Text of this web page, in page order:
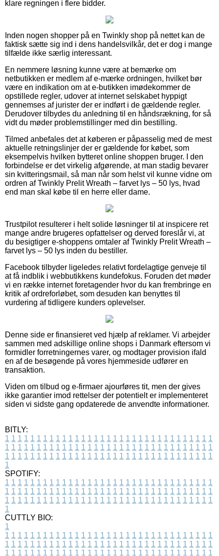
klare regningen i flere bidder.
Inden nogen shopper på en Twinkly shop på nettet kan de
faktisk sætte sig ind i dens handelsvilkår, det er dog i mange
tilfælde ikke særlig interessant.
En nemmere løsning kunne være at bemærke om
netbutikken er medlem af e-mærke ordningen, hvilket bør
være en indikation om at e-butikken imødekommer de
opstillede regler, udover at internet selskabet hyppigt
gennemses af jurister der er indført i de gældende regler.
Derudover tilbydes du anledning til en håndsrækning, for så
vidt du møder problemstillinger med din bestilling.
Tilmed anbefales det at køberen er påpasselig med de mest
aktuelle retningslinjer der er gældende for købet, som
eksempelvis hvilken bytteret online shoppen bruger. I den
forbindelse er det virkelig afgørende, at man stadig bevarer
sin kvitteringsmail, så man når som helst vil kunne vidne om
ordren af Twinkly Prelit Wreath – farvet lys – 50 lys, hvad
end man skal købe til en herre eller dame.
Trustpilot resulterer i helt solide løsninger til at inspicere ret
mange andre brugeres opfattelser og derved foreslår vi, at
du besigtiger e-shoppens omtaler af Twinkly Prelit Wreath –
farvet lys – 50 lys inden du bestiller.
Facebook tilbyder ligeledes relativt fordelagtige genveje til
at få indblik i webbutikkens kundefokus. Foruden det møder
vi en række internet foretagender hvor du kan frembringe en
kritik af ordreforløbet, som desuden kan benyttes til
vurdering af tidligere kunders oplevelser.
Denne side er finansieret ved hjælp af reklamer. Vi arbejder
sammen med adskillige online shops i Danmark eftersom vi
formidler forretningernes varer, og modtager provision ifald
en af de besøgende på vores hjemmeside udfører en
transaktion.
Viden om tilbud og e-firmaer ajourføres tit, men der gives
ikke garantier imod rettelser der potentielt er implementeret
siden vi sidste gang opdaterede de anvendte informationer.
BITLY:
1 1 1 1 1 1 1 1 1 1 1 1 1 1 1 1 1 1 1 1 1 1 1 1 1 1 1 1 1 1 1 1 1
1 1 1 1 1 1 1 1 1 1 1 1 1 1 1 1 1 1 1 1 1 1 1 1 1 1 1 1 1 1 1 1 1
1 1 1 1 1 1 1 1 1 1 1 1 1 1 1 1 1 1 1 1 1 1 1 1 1 1 1 1 1 1 1 1 1
1
SPOTIFY:
1 1 1 1 1 1 1 1 1 1 1 1 1 1 1 1 1 1 1 1 1 1 1 1 1 1 1 1 1 1 1 1 1
1 1 1 1 1 1 1 1 1 1 1 1 1 1 1 1 1 1 1 1 1 1 1 1 1 1 1 1 1 1 1 1 1
1 1 1 1 1 1 1 1 1 1 1 1 1 1 1 1 1 1 1 1 1 1 1 1 1 1 1 1 1 1 1 1 1
1
CUTTLY BIO:
1
1 1 1 1 1 1 1 1 1 1 1 1 1 1 1 1 1 1 1 1 1 1 1 1 1 1 1 1 1 1 1 1 1
1 1 1 1 1 1 1 1 1 1 1 1 1 1 1 1 1 1 1 1 1 1 1 1 1 1 1 1 1 1 1 1 1
1 1 1 1 1 1 1 1 1 1 1 1 1 1 1 1 1 1 1 1 1 1 1 1 1 1 1 1 1 1 1 1 1